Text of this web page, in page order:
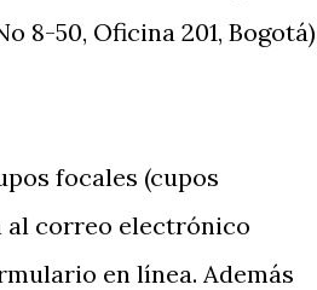
8-50, Oficina 201, Bogotá)
focales (cupos
al correo electrónico
en línea. Además